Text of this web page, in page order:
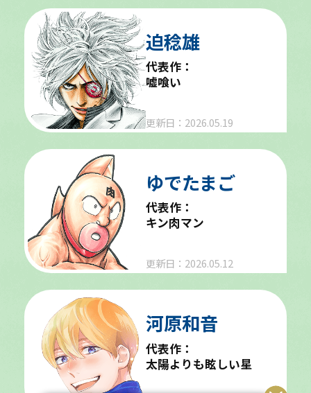
迫稔雄
代表作：
嘘喰い
更新日：2026.05.19
ゆでたまご
代表作：
キン肉マン
更新日：2026.05.12
河原和音
代表作：
太陽よりも眩しい星